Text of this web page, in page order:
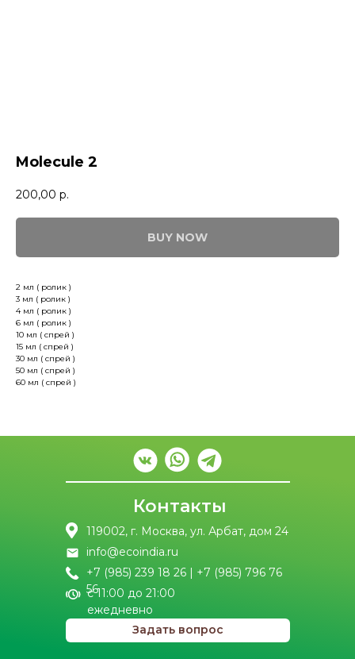
Molecule 2
200,00 р.
BUY NOW
2 мл ( ролик )
3 мл ( ролик )
4 мл ( ролик )
6 мл ( ролик )
10 мл ( спрей )
15 мл ( спрей )
30 мл ( спрей )
50 мл ( спрей )
60 мл ( спрей )
Контакты
119002, г. Москва, ул. Арбат, дом 24
info@ecoindia.ru
Задать вопрос
с 11:00 до 21:00
ежедневно
+7 (985) 239 18 26 | +7 (985) 796 76
56